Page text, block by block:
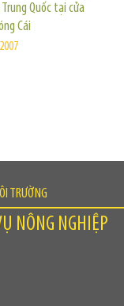
Quốc tại cửa
Cái
TRƯỜNG
NÔNG NGHIỆP